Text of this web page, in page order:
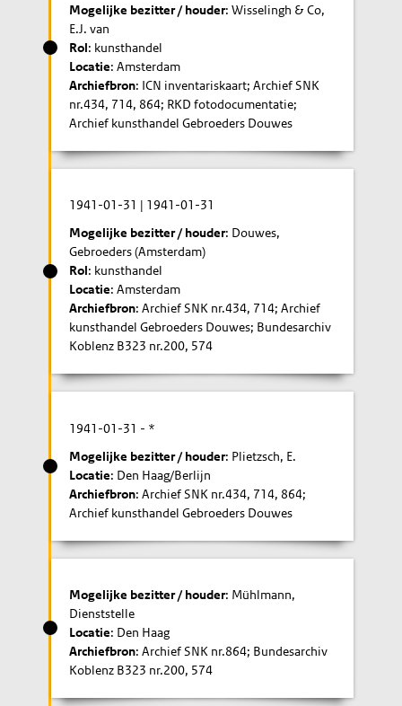
Mogelijke bezitter / houder: Wisselingh & Co,
E.J. van
Rol: kunsthandel
Locatie: Amsterdam
Archiefbron: ICN inventariskaart; Archief SNK
nr.434, 714, 864; RKD fotodocumentatie;
Archief kunsthandel Gebroeders Douwes
1941-01-31 | 1941-01-31
Mogelijke bezitter / houder: Douwes,
Gebroeders (Amsterdam)
Rol: kunsthandel
Locatie: Amsterdam
Archiefbron: Archief SNK nr.434, 714; Archief
kunsthandel Gebroeders Douwes; Bundesarchiv
Koblenz B323 nr.200, 574
1941-01-31 - *
Mogelijke bezitter / houder: Plietzsch, E.
Locatie: Den Haag/Berlijn
Archiefbron: Archief SNK nr.434, 714, 864;
Archief kunsthandel Gebroeders Douwes
Mogelijke bezitter / houder: Mühlmann,
Dienststelle
Locatie: Den Haag
Archiefbron: Archief SNK nr.864; Bundesarchiv
Koblenz B323 nr.200, 574